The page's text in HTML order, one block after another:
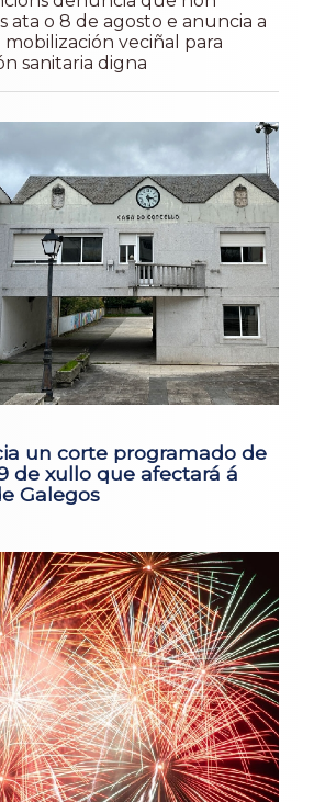
ata o 8 de agosto e anuncia a
veciñal para
sanitaria digna
un corte programado de
de xullo que afectará á
Galegos